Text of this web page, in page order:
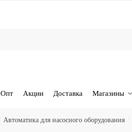
Опт Акции Доставка Магазины
Автоматика для насосного оборудования